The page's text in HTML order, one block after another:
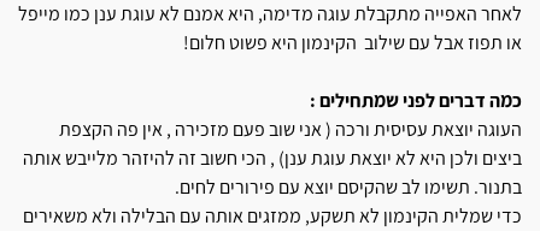
לאחר האפייה מתקבלת עוגה מדימה, היא אמנם לא עוגת ענן כמו מייפל
או תפוז אבל עם שילוב הקינמון היא פשוט חלום!
כמה דברים לפני שמתחילים :
העוגה יוצאת עסיסית ורכה ( אני שוב פעם מזכירה , אין פה הקצפת
ביצים ולכן היא לא יוצאת עוגת ענן) , הכי חשוב זה להיזהר מלייבש אותה
בתנור. תשימו לב שהקיסם יוצא עם פירורים לחים.
כדי שמלית הקינמון לא תשקע, ממזגים אותה עם הבלילה ולא משאירים